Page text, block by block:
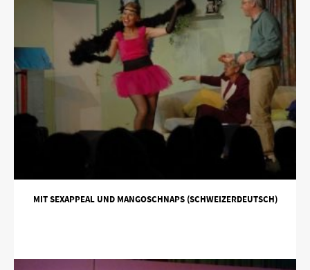
MIT SEXAPPEAL UND MANGOSCHNAPS (SCHWEIZERDEUTSCH)